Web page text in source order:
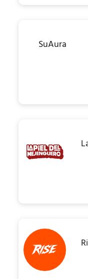
SuAura